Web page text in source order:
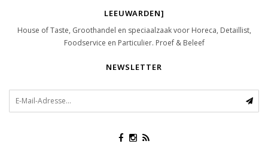
LEEUWARDEN]
House of Taste, Groothandel en speciaalzaak voor Horeca, Detaillist,
Foodservice en Particulier. Proef & Beleef
NEWSLETTER